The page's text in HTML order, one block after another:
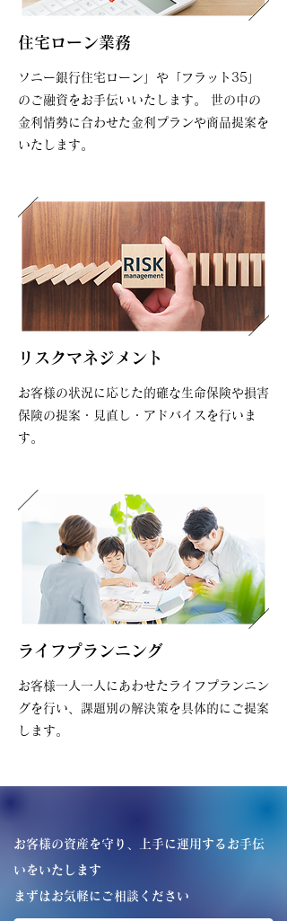
住宅ローン業務
ソニー銀行住宅ローン」や「フラット35」
のご融資をお手伝いいたします。 世の中の
金利情勢に合わせた金利プランや商品提案を
いたします。
リスクマネジメント
お客様の状況に応じた的確な生命保険や損害
保険の提案・見直し・アドバイスを行いま
す。
ライフプランニング
お客様一人一人にあわせたライフプランニン
グを行い、課題別の解決策を具体的にご提案
します。
お客様の資産を守り、上手に運用するお手伝
いをいたします
まずはお気軽にご相談ください